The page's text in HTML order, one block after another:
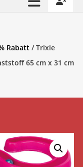
Rabatt / Trixie
65 cm x 31 cm